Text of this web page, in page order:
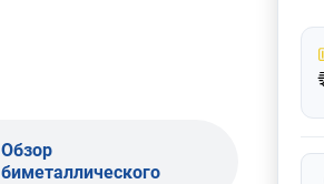
Обзор
биметаллического